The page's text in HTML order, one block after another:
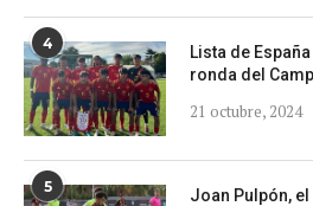
4
Lista de
ronda del
21 octubre, 2024
5 Joan Pulpón,